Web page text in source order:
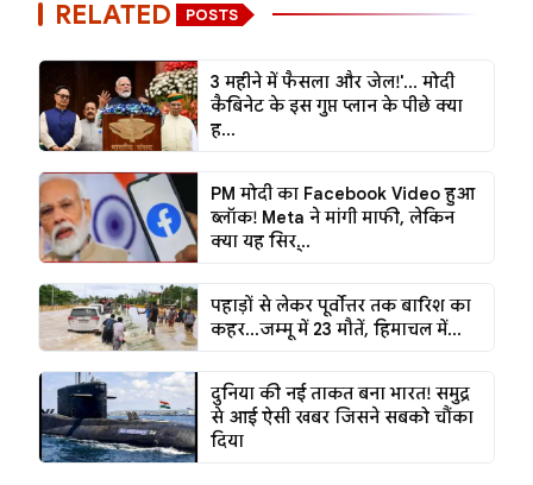
RELATED POSTS
3 महीने में फैसला और जेल!'... मोदी
कैबिनेट के इस गुप्त प्लान के पीछे क्या
ह...
PM मोदी का Facebook Video हुआ
ब्लॉक! Meta ने मांगी माफी, लेकिन
क्या यह सिर्...
पहाड़ों से लेकर पूर्वोत्तर तक बारिश का
कहर...जम्मू में 23 मौतें, हिमाचल में...
दुनिया की नई ताकत बना भारत! समुद्र
से आई ऐसी खबर जिसने सबको चौंका
दिया